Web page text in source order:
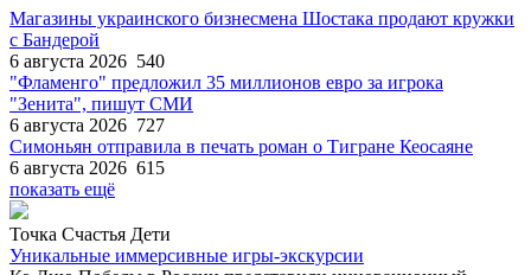
Магазины украинского бизнесмена Шостака продают кружки
с Бандерой
6 августа 2026 540
"Фламенго" предложил 35 миллионов евро за игрока
"Зенита", пишут СМИ
6 августа 2026 727
Симоньян отправила в печать роман о Тигране Кеосаяне
6 августа 2026 615
показать ещё
Точка Счастья Дети
Уникальные иммерсивные игры-экскурсии